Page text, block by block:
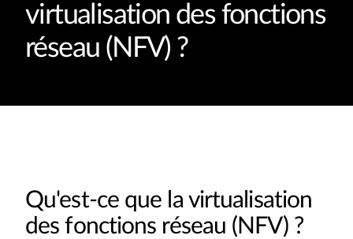
virtualisation des fonctions
réseau (NFV) ?
Qu'est-ce que la virtualisation
des fonctions réseau (NFV) ?